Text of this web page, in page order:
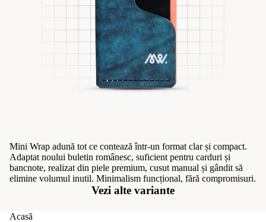
Mini Wrap adună tot ce contează într-un format clar și compact.
Adaptat noului buletin românesc, suficient pentru carduri și
bancnote, realizat din piele premium, cusut manual și gândit să
elimine volumul inutil. Minimalism funcțional, fără compromisuri.
Vezi alte variante
Acasă